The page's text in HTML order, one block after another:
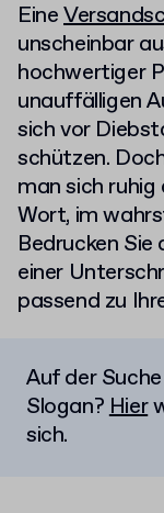
Eine
unscheinbar
hochwertiger
unauffälligen
sich vor
schützen.
man sich
Wort, im
Bedrucken
einer
passend zu
Auf der
Slogan?Hier
sich.